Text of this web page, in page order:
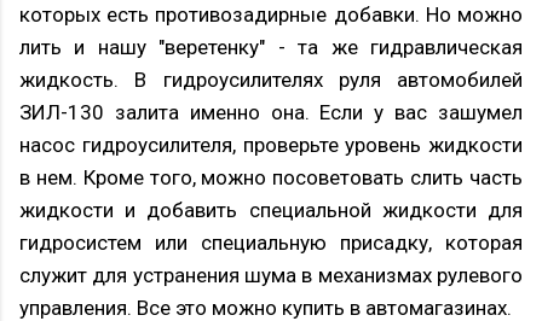
которых есть противозадирные добавки. Но можно
лить и нашу "веретенку" - та же гидравлическая
жидкость. В гидроусилителях руля автомобилей
ЗИЛ-130 залита именно она. Если у вас зашумел
насос гидроусилителя, проверьте уровень жидкости
в нем. Кроме того, можно посоветовать слить часть
жидкости и добавить специальной жидкости для
гидросистем или специальную присадку, которая
служит для устранения шума в механизмах рулевого
управления. Все это можно купить в автомагазинах.